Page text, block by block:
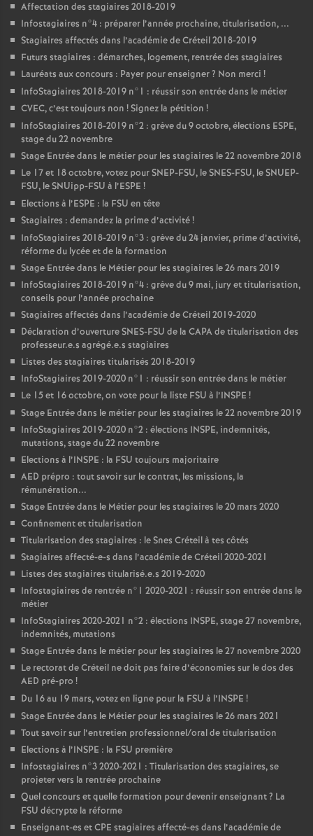
Affectation des stagiaires 2018-2019
Infostagiaires n°4 : préparer l’année prochaine, titularisation, ...
Stagiaires affectés dans l’académie de Créteil 2018-2019
Futurs stagiaires : démarches, logement, rentrée des stagiaires
Lauréats aux concours : Payer pour enseigner? Non merci !
InfoStagiaires 2018-2019 n°1 : réussir son entrée dans le métier
CVEC, c’est toujours non ! Signez la pétition !
InfoStagiaires 2018-2019 n°2 : grève du 9 octobre, élections ESPE,
stage du 22 novembre
Stage Entrée dans le métier pour les stagiaires le 22 novembre 2018
Le 17 et 18 octobre, votez pourSNEP-FSU, leSNES-FSU, leSNUEP-
FSU, le SNUipp-FSU à l’ESPE !
Elections à l’ESPE : la FSU en tête
Stagiaires : demandez la prime d’activité!
InfoStagiaires 2018-2019 n°3 : grève du 24 janvier, prime d’activité,
réforme du lycée et de la formation
Stage Entrée dans le Métier pour les stagiaires le 26 mars 2019
InfoStagiaires 2018-2019 n°4 : grève du 9 mai, jury et titularisation,
conseils pour l’année prochaine
Stagiaires affectés dans l’académie de Créteil 2019-2020
Déclaration d’ouvertureSNES-FSU de la CAPAde titularisation des
professeur.e.s agrégé.e.s stagiaires
Listes des stagiaires titularisés 2018-2019
InfoStagiaires 2019-2020 n°1 : réussir son entrée dans le métier
Le 15 et 16 octobre, on vote pour la liste FSU à l’INSPE !
Stage Entrée dans le métier pour les stagiaires le 22 novembre 2019
InfoStagiaires 2019-2020 n°2 : élections INSPE, indemnités,
mutations, stage du 22 novembre
Elections à l’INSPE : la FSU toujours majoritaire
AED prépro : tout savoir sur le contrat, les missions, la
rémunération...
Stage Entrée dans le Métier pour les stagiaires le 20 mars 2020
Confinement et titularisation
Titularisation des stagiaires : le Snes Créteil à tes côtés
Stagiaires affecté-e-s dans l’académie de Créteil 2020-2021
Listes des stagiaires titularisé.e.s 2019-2020
Infostagiaires de rentrée n°1 2020-2021 : réussir son entrée dans le
métier
InfoStagiaires 2020-2021 n°2 : élections INSPE, stage 27 novembre,
indemnités, mutations
Stage Entrée dans le métier pour les stagiaires le 27 novembre 2020
Le rectorat de Créteil ne doit pas faire d’économies sur le dos des
AED pré-pro !
Du 16 au 19 mars, votez en ligne pour la FSU à l’INSPE !
Stage Entrée dans le Métier pour les stagiaires le 26 mars 2021
Tout savoir sur l’entretien professionnel/oral de titularisation
Elections à l’INSPE : la FSU première
Infostagiaires n°3 2020-2021 : Titularisation des stagiaires, se
projeter vers la rentrée prochaine
Quel concours et quelle formation pour devenir enseignant? La
FSU décrypte la réforme
Enseignant-es etCPE stagiaires affecté-es dans l’académie de